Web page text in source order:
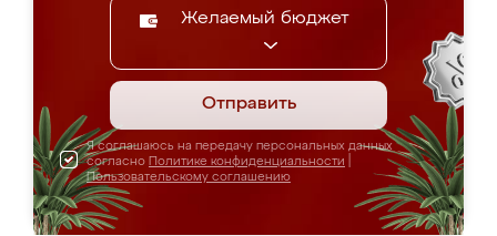
Желаемый бюджет
Отправить
Я соглашаюсь на передачу персональных данных
согласно Политике конфиденциальности
Пользовательскому соглашению